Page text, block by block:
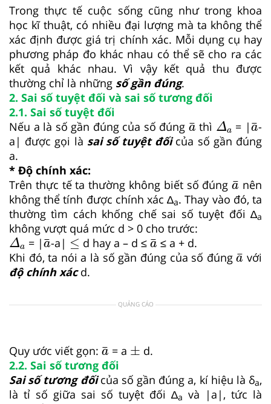
Trong thực tế cuộc sống cũng như trong khoa
học kĩ thuật, có nhiều đại lượng mà ta không thể
xác định được giá trị chính xác. Mỗi dụng cụ hay
phương pháp đo khác nhau có thể sẽ cho ra các
kết quả khác nhau. Vì vậy kết quả thu được
thường chỉ là những số gần đúng.
2. Sai số tuyệt đối và sai số tương đối
2.1. Sai số tuyệt đối
Nếu a là số gần đúng của số đúng ¯
a
a ¯
thì Δa
Δa = |¯
a
a-
a| được gọi là sai số tuyệt đốicủa số gần đúng
a.
* Độ chính xác:
Trên thực tế ta thường không biết số đúng¯
a
a ¯
nên
không thể tính được chính xác ∆a. Thay vào đó, ta
thường tìm cách khống chế sai số tuyệt đối ∆a
không vượt quá mức d > 0 cho trước:
Δa
Δa = |¯
a
a¯
-a| ≤
≤ d hay a – d ≤¯
a
a¯
≤ a + d.
Khi đó, ta nói a là số gần đúng của số đúng¯
a
a ¯với
độ chính xácd.
QUẢNG CÁO
Quy ước viết gọn: ¯
a
a ¯
= a ±
± d.
2.2. Sai số tương đối
Sai số tương đốicủa số gần đúng a, kí hiệu là δa,
là tỉ số giữa sai số tuyệt đối ∆a và |a|, tức là